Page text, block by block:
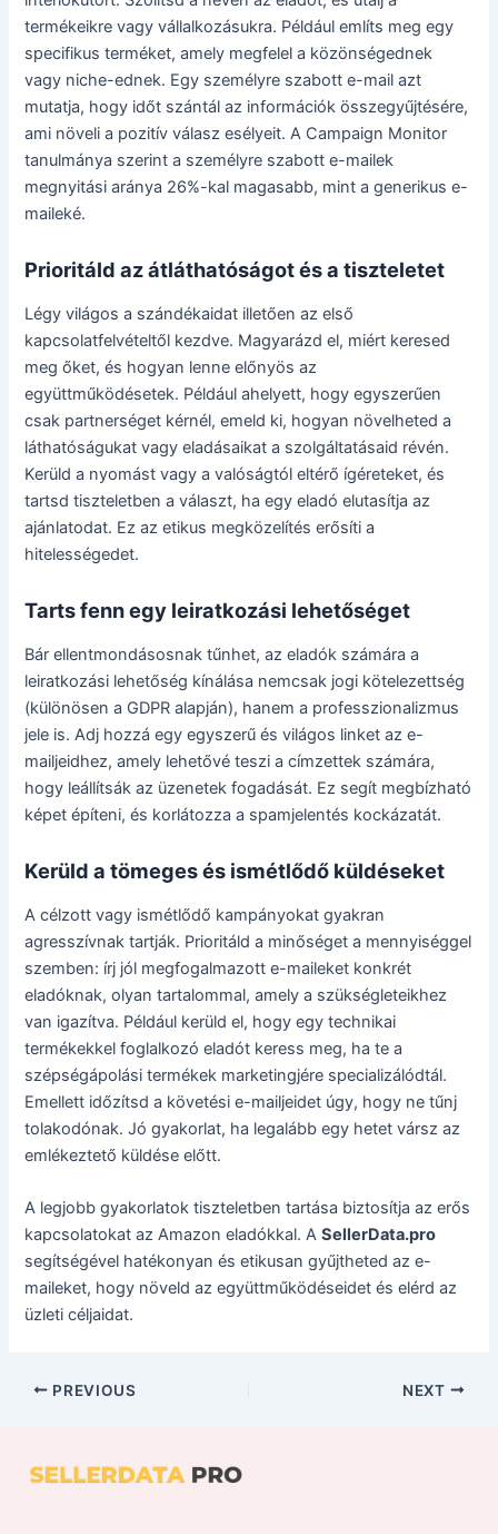
termékeikre vagy vállalkozásukra. Például említs meg egy
specifikus terméket, amely megfelel a közönségednek
vagy niche-ednek. Egy személyre szabott e-mail azt
mutatja, hogy időt szántál az információk összegyűjtésére,
ami növeli a pozitív válasz esélyeit. A Campaign Monitor
tanulmánya szerint a személyre szabott e-mailek
megnyitási aránya 26%-kal magasabb, mint a generikus e-
maileké.
Prioritáld az átláthatóságot és a tiszteletet
Légy világos a szándékaidat illetően az első
kapcsolatfelvételtől kezdve. Magyarázd el, miért keresed
meg őket, és hogyan lenne előnyös az
együttműködésetek. Például ahelyett, hogy egyszerűen
csak partnerséget kérnél, emeld ki, hogyan növelheted a
láthatóságukat vagy eladásaikat a szolgáltatásaid révén.
Kerüld a nyomást vagy a valóságtól eltérő ígéreteket, és
tartsd tiszteletben a választ, ha egy eladó elutasítja az
ajánlatodat. Ez az etikus megközelítés erősíti a
hitelességedet.
Tarts fenn egy leiratkozási lehetőséget
Bár ellentmondásosnak tűnhet, az eladók számára a
leiratkozási lehetőség kínálása nemcsak jogi kötelezettség
(különösen a GDPR alapján), hanem a professzionalizmus
jele is. Adj hozzá egy egyszerű és világos linket az e-
mailjeidhez, amely lehetővé teszi a címzettek számára,
hogy leállítsák az üzenetek fogadását. Ez segít megbízható
képet építeni, és korlátozza a spamjelentés kockázatát.
Kerüld a tömeges és ismétlődő küldéseket
A célzott vagy ismétlődő kampányokat gyakran
agresszívnak tartják. Prioritáld a minőséget a mennyiséggel
szemben: írj jól megfogalmazott e-maileket konkrét
eladóknak, olyan tartalommal, amely a szükségleteikhez
van igazítva. Például kerüld el, hogy egy technikai
termékekkel foglalkozó eladót keress meg, ha te a
szépségápolási termékek marketingjére specializálódtál.
Emellett időzítsd a követési e-mailjeidet úgy, hogy ne tűnj
tolakodónak. Jó gyakorlat, ha legalább egy hetet vársz az
emlékeztető küldése előtt.
A legjobb gyakorlatok tiszteletben tartása biztosítja az erős
kapcsolatokat az Amazon eladókkal. ASellerData.pro
segítségével hatékonyan és etikusan gyűjtheted az e-
maileket, hogy növeld az együttműködéseidet és elérd az
üzleti céljaidat.
PREVIOUS NEXT